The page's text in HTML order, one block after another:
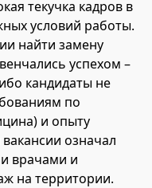
текучка кадров в
условий работы.
найти замену
успехом –
кандидаты не
по
и опыту
означал
врачами и
на территории.